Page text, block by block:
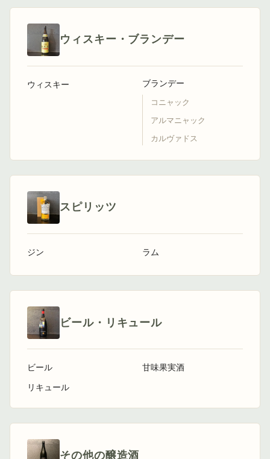
ウィスキー・ブランデー
ウィスキー ブランデー
コニャック
アルマニャック
カルヴァドス
スピリッツ
ジン ラム
ビール・リキュール
ビール
リキュール
甘味果実酒
その他の醸造酒